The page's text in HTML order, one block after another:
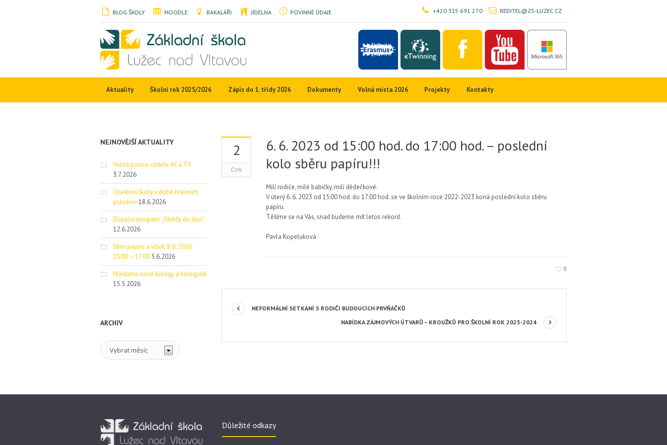
BLOG ŠKOLY MOODLE BAKALÁŘI JÍDELNA POVINNÉ ÚDAJE REDITEL@ZS-LUZEC.CZ
+420 315 691 270
Aktuality Školní rok 2025/2026 Zápis do 1. třídy 2026 Dokumenty Volná místa 2026 Projekty Kontakty
2
ČVN
6. 6. 2023 od 15:00 hod. do 17:00 hod. – poslední
kolo sběru papíru!!!
Milí rodiče, milé babičky, milí dědečkové.
V úterý 6. 6. 2023 od 15:00 hod. do 17:00 hod. se ve školním roce 2022-2023 koná poslední kolo sběru
papíru.
Těšíme se na Vás, snad budeme mít letos rekord.
Pavla Kopeluková
0
NEFORMÁLNÍ SETKÁNÍ S RODIČI BUDOUCÍCH PRVŇÁČKŮ
NABÍDKA ZÁJMOVÝCH ÚTVARŮ – KROUŽKŮ PRO ŠKOLNÍ ROK 2023-2024
NEJNOVĚJŠÍ AKTUALITY
Volná pozice učitele AJ a TV
3.7.2026
Uzavření školy v době hlavních
prázdnin 18.6.2026
Dotační program „Obědy do škol“
12.6.2026
Sběr papíru a víček 9. 6. 2026
15:00 – 17:00 5.6.2026
Hledáme nové kolegy a kolegyně
15.5.2026
ARCHIV
Archiv
Důležité odkazy